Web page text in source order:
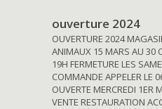
ouverture 2024
OUVERTURE 2024
ANIMAUX 15 MARS AU 30
19H FERMETURE LES
COMMANDE APPELER LE
OUVERTE MERCREDI 1ER
VENTE RESTAURATION